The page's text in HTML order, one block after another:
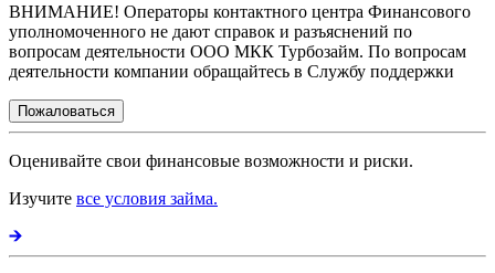
ВНИМАНИЕ! Операторы контактного центра Финансового
уполномоченного не дают справок и разъяснений по
вопросам деятельности ООО МКК Турбозайм. По вопросам
деятельности компании обращайтесь в Службу поддержки
Пожаловаться
Оценивайте свои финансовые возможности и риски.
Изучите все условия займа.